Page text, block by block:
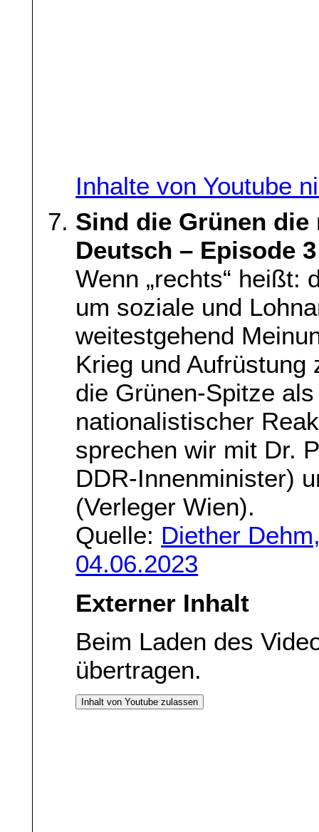
Inhalte von Youtube
Sind die Grünen die
Deutsch – Episode
Wenn „rechts“ heißt:
um soziale und
weitestgehend
Krieg und
die Grünen-Spitze
nationalistischer
sprechen wir mit Dr.
DDR-Innenminister)
(Verleger Wien).
Quelle: Diether
04.06.2023
Externer Inhalt
Beim Laden des
übertragen.
Inhalt von Youtube zulassen